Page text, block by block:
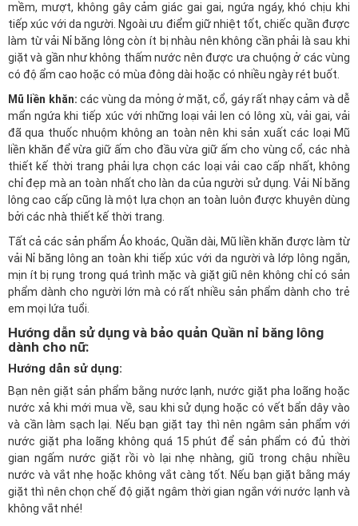
mềm, mượt, không gây cảm giác gai gai, ngứa ngáy, khó chịu khi
tiếp xúc với da người. Ngoài ưu điểm giữ nhiệt tốt, chiếc quần được
làm từ vải Nỉ băng lông còn ít bị nhàu nên không cần phải là sau khi
giặt và gần như không thấm nước nên được ưa chuộng ở các vùng
có độ ẩm cao hoặc có mùa đông dài hoặc có nhiều ngày rét buốt.
Mũ liền khăn: các vùng da mỏng ở mặt, cổ, gáy rất nhạy cảm và dễ
mẩn ngứa khi tiếp xúc với những loại vải len có lông xù, vải gai, vải
đã qua thuốc nhuộm không an toàn nên khi sản xuất các loại Mũ
liền khăn để vừa giữ ấm cho đầu vừa giữ ấm cho vùng cổ, các nhà
thiết kế thời trang phải lựa chọn các loại vải cao cấp nhất, không
chỉ đẹp mà an toàn nhất cho làn da của người sử dụng. Vải Nỉ băng
lông cao cấp cũng là một lựa chọn an toàn luôn được khuyên dùng
bởi các nhà thiết kế thời trang.
Tất cả các sản phẩm Áo khoác, Quần dài, Mũ liền khăn được làm từ
vải Nỉ băng lông an toàn khi tiếp xúc với da người và lớp lông ngắn,
mịn ít bị rụng trong quá trình mặc và giặt giũ nên không chỉ có sản
phẩm dành cho người lớn mà có rất nhiều sản phẩm dành cho trẻ
em mọi lứa tuổi.
Hướng dẫn sử dụng và bảo quản Quần nỉ băng lông
dành cho nữ:
Hướng dẫn sử dụng:
Bạn nên giặt sản phẩm bằng nước lạnh, nước giặt pha loãng hoặc
nước xả khi mới mua về, sau khi sử dụng hoặc có vết bẩn dây vào
và cần làm sạch lại. Nếu bạn giặt tay thì nên ngâm sản phẩm với
nước giặt pha loãng không quá 15 phút để sản phẩm có đủ thời
gian ngấm nước giặt rồi vò lại nhẹ nhàng, giũ trong chậu nhiều
nước và vắt nhẹ hoặc không vắt càng tốt. Nếu bạn giặt bằng máy
giặt thì nên chọn chế độ giặt ngâm thời gian ngắn với nước lạnh và
không vắt nhé!